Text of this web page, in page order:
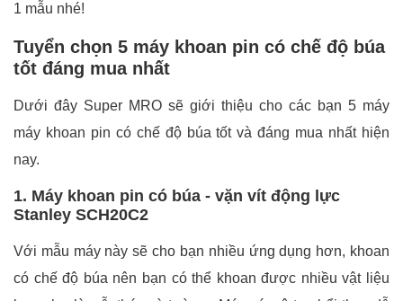
1 mẫu nhé!
Tuyển chọn 5 máy khoan pin có chế độ búa
tốt đáng mua nhất
Dưới đây Super MRO sẽ giới thiệu cho các bạn 5 máy
máy khoan pin có chế độ búa tốt và đáng mua nhất hiện
nay.
1. Máy khoan pin có búa - vặn vít động lực
Stanley SCH20C2
Với mẫu máy này sẽ cho bạn nhiều ứng dụng hơn, khoan
có chế độ búa nên bạn có thể khoan được nhiều vật liệu